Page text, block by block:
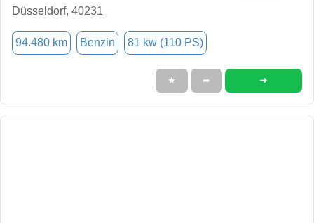
Düsseldorf, 40231
94.480 km Benzin 81 kw (110 PS)
★ ➦ ➜